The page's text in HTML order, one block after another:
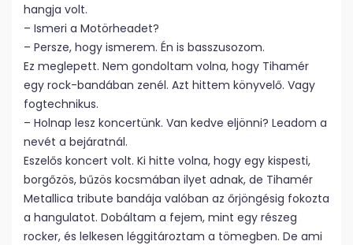
hangja volt.
– Ismeri a Motörheadet?
– Persze, hogy ismerem. Én is basszusozom.
Ez meglepett. Nem gondoltam volna, hogy Tihamér
egy rock-bandában zenél. Azt hittem könyvelő. Vagy
fogtechnikus.
– Holnap lesz koncertünk. Van kedve eljönni? Leadom a
nevét a bejáratnál.
Eszelős koncert volt. Ki hitte volna, hogy egy kispesti,
borgőzös, bűzös kocsmában ilyet adnak, de Tihamér
Metallica tribute bandája valóban az őrjöngésig fokozta
a hangulatot. Dobáltam a fejem, mint egy részeg
rocker, és lelkesen léggitároztam a tömegben. De ami